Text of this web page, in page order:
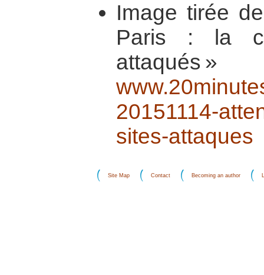
Image tirée
Paris : la
20151114-
sites-attaques
Site Map Contact Becoming an author